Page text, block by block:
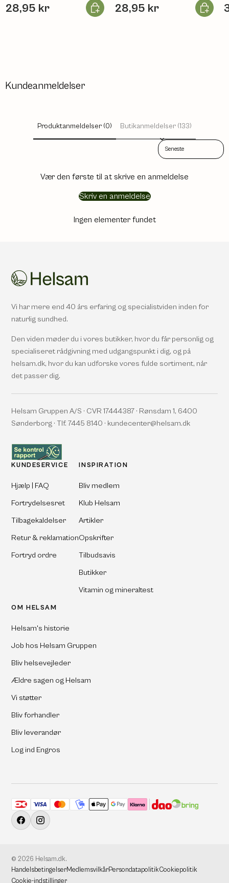
28,95 kr Læg i kurv28,95 kr Læg i
Kundeanmeldelser
Produktanmeldelser (0) Butikanmeldelser (133)
Sort reviews by
Vær den første til at skrive en anmeldelse
Skriv en anmeldelse
Ingen elementer fundet
Vi har mere end 40 års erfaring og specialistviden inden for
naturlig sundhed.
Den viden møder du i vores butikker, hvor du får personlig og
specialiseret rådgivning med udgangspunkt i dig, og på
helsam.dk, hvor du kan udforske vores fulde sortiment, når
det passer dig.
Helsam Gruppen A/S · CVR 17444387 · Rønsdam 1, 6400
Sønderborg · Tlf. 7445 8140 · kundecenter@helsam.dk
KUNDESERVICE
Hjælp | FAQ
Fortrydelsesret
Tilbagekaldelser
Retur & reklamation
Fortryd ordre
INSPIRATION
Bliv medlem
Klub Helsam
Artikler
Opskrifter
Tilbudsavis
Butikker
Vitamin og mineraltest
OM HELSAM
Helsam's historie
Job hos Helsam Gruppen
Bliv helsevejleder
Ældre sagen og Helsam
Vi støtter
Bliv forhandler
Bliv leverandør
Log ind Engros
Accepterede betalingsmetoder
FacebookInstagram
© 2026 Helsam.dk.
HandelsbetingelserMedlemsvilkårPersondatapolitikCookiepolitik
Cookie-indstillinger